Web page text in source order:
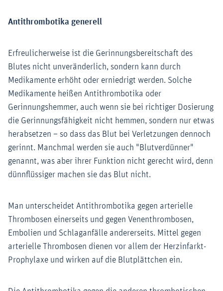
Antithrombotika generell
Erfreulicherweise ist die Gerinnungsbereitschaft des
Blutes nicht unveränderlich, sondern kann durch
Medikamente erhöht oder erniedrigt werden. Solche
Medikamente heißen Antithrombotika oder
Gerinnungshemmer, auch wenn sie bei richtiger Dosierung
die Gerinnungsfähigkeit nicht hemmen, sondern nur etwas
herabsetzen – so dass das Blut bei Verletzungen dennoch
gerinnt. Manchmal werden sie auch "Blutverdünner"
genannt, was aber ihrer Funktion nicht gerecht wird, denn
dünnflüssiger machen sie das Blut nicht.
Man unterscheidet Antithrombotika gegen arterielle
Thrombosen einerseits und gegen Venenthrombosen,
Embolien und Schlaganfälle andererseits. Mittel gegen
arterielle Thrombosen dienen vor allem der Herzinfarkt-
Prophylaxe und wirken auf die Blutplättchen ein.